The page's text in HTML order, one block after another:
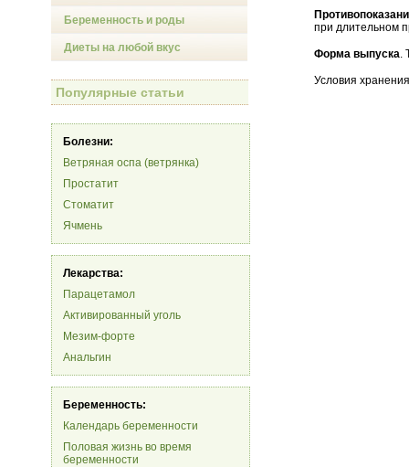
Беременность и роды
Диеты на любой вкус
Популярные статьи
Болезни:
Ветряная оспа (ветрянка)
Простатит
Стоматит
Ячмень
Лекарства:
Парацетамол
Активированный уголь
Мезим-форте
Анальгин
Беременность:
Календарь беременности
Половая жизнь во время
беременности
при длительном
Форма выпуска.
Условия